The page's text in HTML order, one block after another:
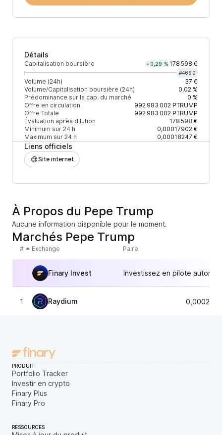
Détails
Capitalisation boursière +0,29 % 178 598 €
#4690
Volume (24h)
37 €
Volume/Capitalisation boursière (24h)
0,02 %
Prédominance sur la cap. du marché
0 %
Offre en circulation
992 983 002PTRUMP
Offre Totale
992 983 002PTRUMP
Évaluation après dilution
178 598 €
Minimum sur 24 h
0,00017902 €
Maximum sur 24 h
0,00018247 €
Liens officiels
Site internet
À Propos du Pepe Trump
Aucune information disponible pour le moment.
Marchés Pepe Trump
# Exchange Paire
Finary Invest Investissez en pilote
1 Raydium
PRODUIT
Portfolio Tracker
Investir en crypto
Finary Plus
Finary Pro
RESSOURCES